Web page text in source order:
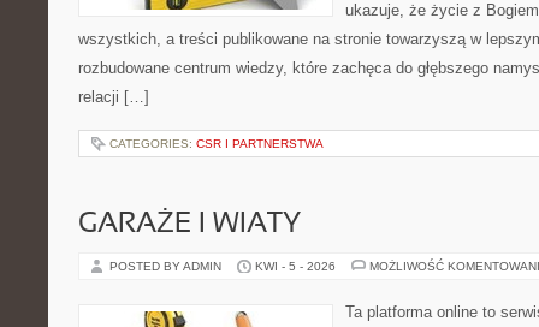
ukazuje, że życie z
wszystkich, a treści publikowane na stronie towarzyszą w
rozbudowane centrum wiedzy, które zachęca do głębszego
relacji […]
CATEGORIES: CSR I PARTNERSTWA
GARAŻE I WIATY
POSTED BY ADMIN KWI - 5 - 2026 MOŻLIWOŚĆ
Ta platforma online to